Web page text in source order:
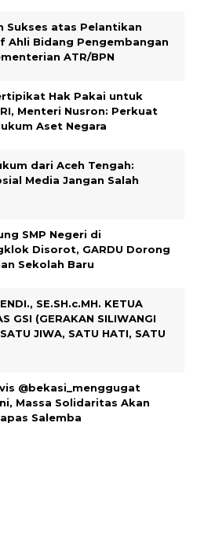
Sukses atas Pelantikan
Ahli Bidang Pengembangan
ATR/BPN
Hak Pakai untuk
Menteri Nusron: Perkuat
Aset Negara
dari Aceh Tengah:
Media Jangan Salah
SMP Negeri di
Disorot, GARDU Dorong
Sekolah Baru
SE.SH.c.MH. KETUA
GSI (GERAKAN SILIWANGI
JIWA, SATU HATI, SATU
@bekasi_menggugat
Massa Solidaritas Akan
Salemba